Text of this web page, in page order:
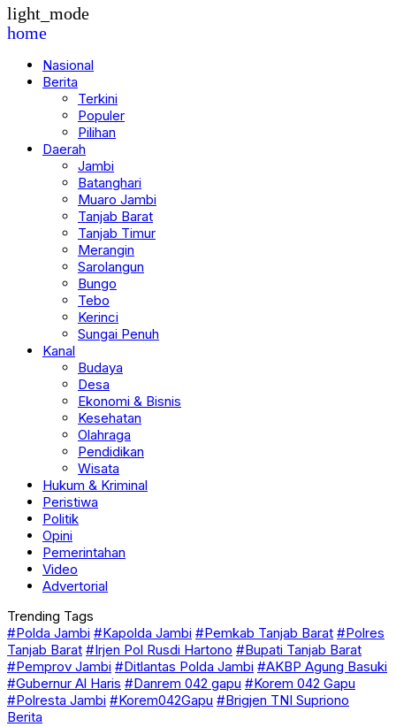
light_mode
home
Nasional
Berita
Terkini
Populer
Pilihan
Daerah
Jambi
Batanghari
Muaro Jambi
Tanjab Barat
Tanjab Timur
Merangin
Sarolangun
Bungo
Tebo
Kerinci
Sungai Penuh
Kanal
Budaya
Desa
Ekonomi & Bisnis
Kesehatan
Olahraga
Pendidikan
Wisata
Hukum & Kriminal
Peristiwa
Politik
Opini
Pemerintahan
Video
Advertorial
Trending Tags
#Polda Jambi #Kapolda Jambi #Pemkab Tanjab Barat #Polres
Tanjab Barat #Irjen Pol Rusdi Hartono #Bupati Tanjab Barat
#Pemprov Jambi #Ditlantas Polda Jambi #AKBP Agung Basuki
#Gubernur Al Haris #Danrem 042 gapu #Korem 042 Gapu
#Polresta Jambi #Korem042Gapu #Brigjen TNI Supriono
Berita